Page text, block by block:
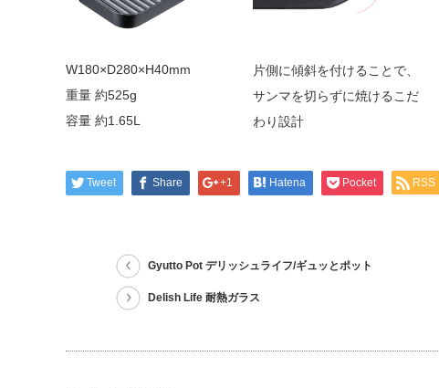
W180×D280×H40mm
重量 約525g
容量 約1.65L
片側に傾斜を付けることで、
サンマを切らずに焼けるこだ
わり設計
Tweet Share +1 Hatena Pocket RSS
Gyutto Pot デリッシュライフ/ギュッとポット
Delish Life 耐熱ガラス